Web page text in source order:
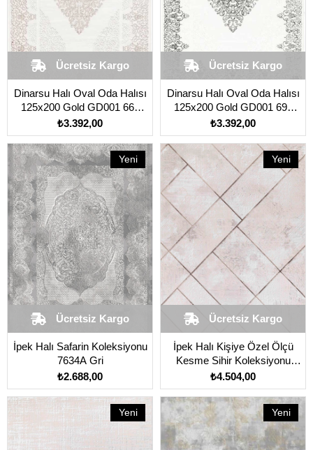
Dinarsu Halı Oval Oda Halısı
125x200 Gold GD001 660
Krem
₺3.392,00
Ücretsiz Kargo
Dinarsu Halı Oval Oda Halısı
125x200 Gold GD001 695
Krem
₺3.392,00
Ücretsiz Kargo
İpek Halı Safarin Koleksiyonu
7634A Gri
₺2.688,00
Ücretsiz Kargo
Yeni
Ürün
İpek Halı Kişiye Özel Ölçü
Kesme Sihir Koleksiyonu
17307 Krem
₺4.504,00
Ücretsiz Kargo
Yeni
Ürün
Yeni
Yeni
Ürün